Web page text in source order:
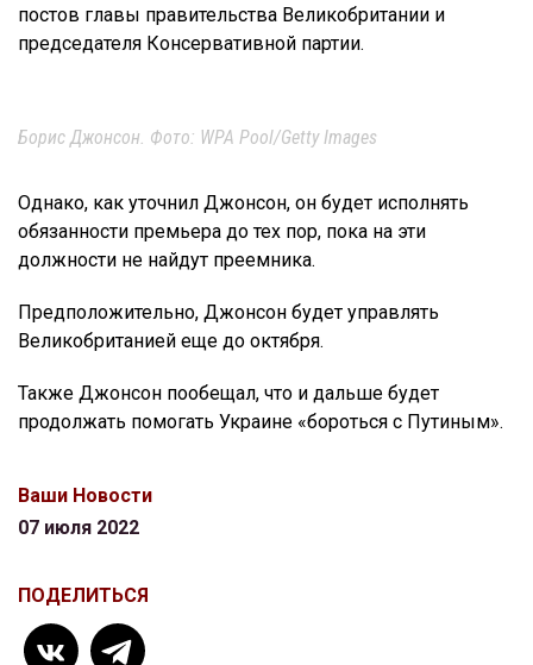
постов главы правительства Великобритании и
председателя Консервативной партии.
Борис Джонсон. Фото: WPA Pool/Getty Images
Однако, как уточнил Джонсон, он будет исполнять
обязанности премьера до тех пор, пока на эти
должности не найдут преемника.
Предположительно, Джонсон будет управлять
Великобританией еще до октября.
Также Джонсон пообещал, что и дальше будет
продолжать помогать Украине «бороться с Путиным».
Ваши Новости
07 июля 2022
ПОДЕЛИТЬСЯ